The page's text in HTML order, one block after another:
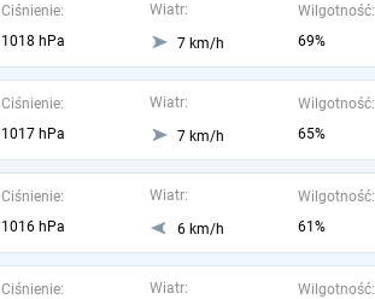
Ciśnienie:
1018 hPa
Wiatr:
7 km/h
Wilgotność:
69%
Ciśnienie:
1017 hPa
Wiatr:
7 km/h
Wilgotność:
65%
Ciśnienie:
1016 hPa
Wiatr:
6 km/h
Wilgotność:
61%
Ciśnienie:
Wiatr:
Wilgotność: